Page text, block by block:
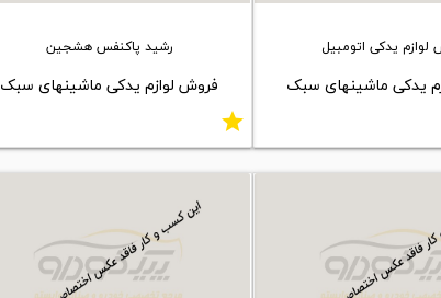
یدکی اتومبیل
یدکی ماشینهای سبک
رشید پاکنفس هشجین
فروش لوازم یدکی ماشینهای سبک
star